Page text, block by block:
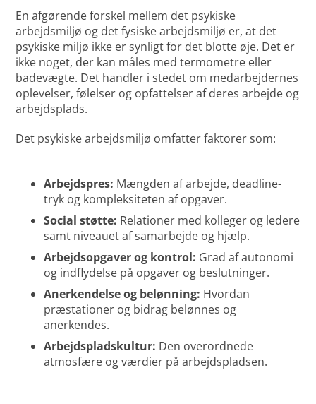
En afgørende forskel mellem det psykiske
arbejdsmiljø og det fysiske arbejdsmiljø er, at det
psykiske miljø ikke er synligt for det blotte øje. Det er
ikke noget, der kan måles med termometre eller
badevægte. Det handler i stedet om medarbejdernes
oplevelser, følelser og opfattelser af deres arbejde og
arbejdsplads.
Det psykiske arbejdsmiljø omfatter faktorer som:
Arbejdspres: Mængden af arbejde, deadline-
tryk og kompleksiteten af opgaver.
Social støtte: Relationer med kolleger og ledere
samt niveauet af samarbejde og hjælp.
Arbejdsopgaver og kontrol: Grad af autonomi
og indflydelse på opgaver og beslutninger.
Anerkendelse og belønning: Hvordan
præstationer og bidrag belønnes og
anerkendes.
Arbejdspladskultur: Den overordnede
atmosfære og værdier på arbejdspladsen.